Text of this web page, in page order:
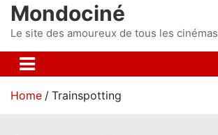
n
t
Mondociné
Le site des amoureux de tous les cinémas
Home Trainspotting